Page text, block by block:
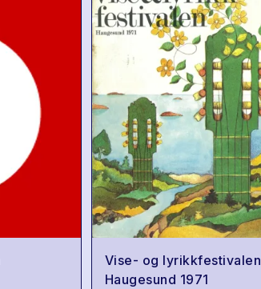
Vise- og lyrikkfestivalen
Haugesund 1971